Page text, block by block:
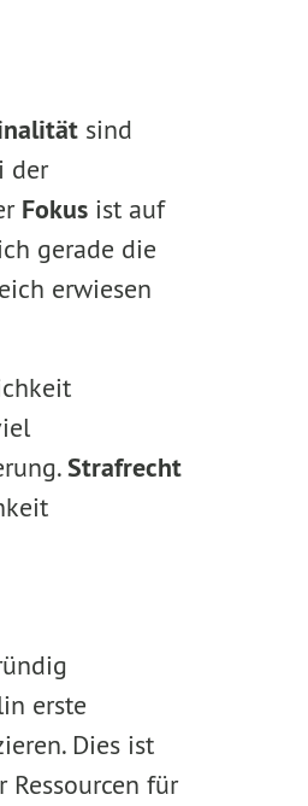
sind
der
Fokusist auf
gerade die
erwiesen
Strafrecht
erste
Dies ist
für